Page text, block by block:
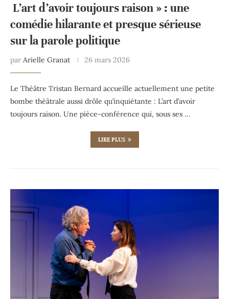
L’art d’avoir toujours raison » : une
comédie hilarante et presque sérieuse
sur la parole politique
par Arielle Granat 26 mars 2026
Le Théâtre Tristan Bernard accueille actuellement une petite
bombe théâtrale aussi drôle qu’inquiétante : L’art d’avoir
toujours raison. Une pièce-conférence qui, sous ses …
LIRE PLUS